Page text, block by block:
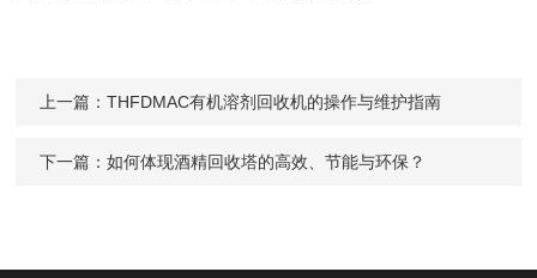
上一篇：THFDMAC有机溶剂回收机的操作与维护指南
下一篇：如何体现酒精回收塔的高效、节能与环保？